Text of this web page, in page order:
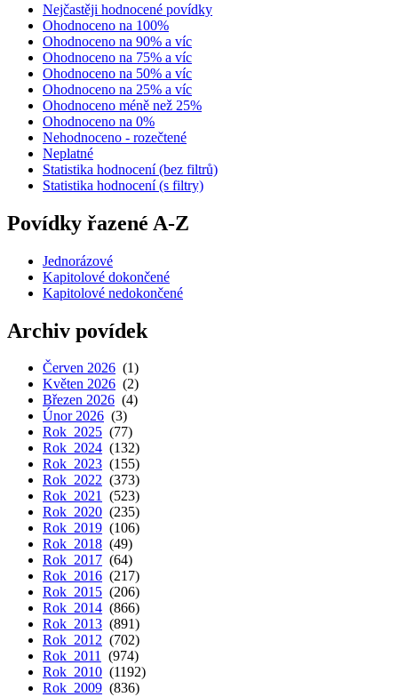
Nejčastěji hodnocené povídky
Ohodnoceno na 100%
Ohodnoceno na 90% a víc
Ohodnoceno na 75% a víc
Ohodnoceno na 50% a víc
Ohodnoceno na 25% a víc
Ohodnoceno méně než 25%
Ohodnoceno na 0%
Nehodnoceno - rozečtené
Neplatné
Statistika hodnocení (bez filtrů)
Statistika hodnocení (s filtry)
Povídky řazené A-Z
Jednorázové
Kapitolové dokončené
Kapitolové nedokončené
Archiv povídek
Červen 2026 (1)
Květen 2026 (2)
Březen 2026 (4)
Únor 2026 (3)
Rok 2025 (77)
Rok 2024 (132)
Rok 2023 (155)
Rok 2022 (373)
Rok 2021 (523)
Rok 2020 (235)
Rok 2019 (106)
Rok 2018 (49)
Rok 2017 (64)
Rok 2016 (217)
Rok 2015 (206)
Rok 2014 (866)
Rok 2013 (891)
Rok 2012 (702)
Rok 2011 (974)
Rok 2010 (1192)
Rok 2009 (836)